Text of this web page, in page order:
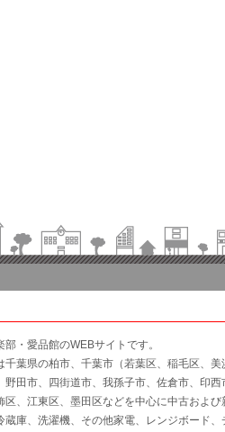
・愛品館のWEBサイトです。
千葉県の柏市、千葉市（若葉区、稲毛区、
田市、四街道市、我孫子市、佐倉市、印西
区、江東区、墨田区などを中心に中古およ
蔵庫、洗濯機、その他家電、レンジボード